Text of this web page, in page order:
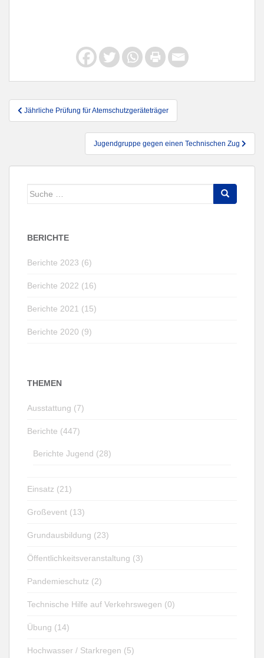
Beitragsnavigation
Jährliche Prüfung für Atemschutzgeräteträger
Jugendgruppe gegen einen Technischen Zug
Suche
BERICHTE
Berichte 2023 (6)
Berichte 2022 (16)
Berichte 2021 (15)
Berichte 2020 (9)
THEMEN
Ausstattung (7)
Berichte (447)
Berichte Jugend (28)
Einsatz (21)
Großevent (13)
Grundausbildung (23)
Öffentlichkeitsveranstaltung (3)
Pandemieschutz (2)
Technische Hilfe auf Verkehrswegen (0)
Übung (14)
Hochwasser / Starkregen (5)